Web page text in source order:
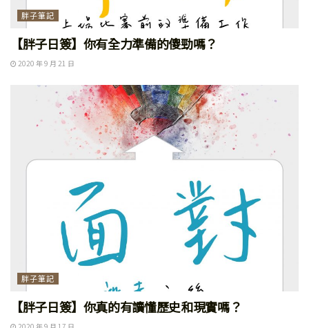
胖子筆記
【胖子日簽】你有全力準備的傻勁嗎？
2020 年 9 月 21 日
胖子筆記
【胖子日簽】你真的有讀懂歷史和現實嗎？